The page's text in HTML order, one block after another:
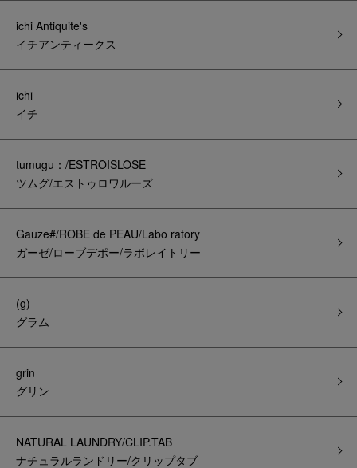
ichi Antiquite's
イチアンティークス
ichi
イチ
tumugu：/ESTROISLOSE
ツムグ/エストゥロワルーズ
Gauze#/ROBE de PEAU/Labo ratory
ガーゼ/ローブデポー/ラボレイトリー
(g)
グラム
grin
グリン
NATURAL LAUNDRY/CLIP.TAB
ナチュラルランドリー/クリップタブ